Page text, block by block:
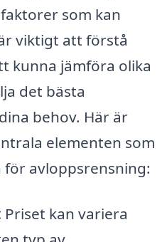
som kan
viktigt att förstå
kunna jämföra olika
det bästa
behov. Här är
elementen som
avloppsrensning:
Priset kan variera